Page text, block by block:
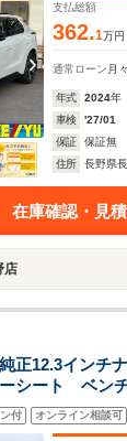
支払総額
362.1万円
通常ローン 月々
年式 2024年
車検
'27/01
保証
保証無
住所
長野県
在庫確認・見
店
12.3インチ
シート ベン
ンチアルミホ
ー ステアリン
付 オンライン相談可